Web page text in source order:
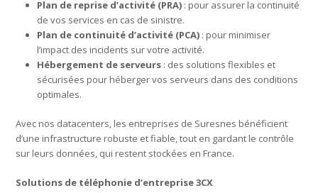
Plan de reprise d’activité (PRA) : pour assurer la continuité
de vos services en cas de sinistre.
Plan de continuité d’activité (PCA) : pour minimiser
l’impact des incidents sur votre activité.
Hébergement de serveurs : des solutions flexibles et
sécurisées pour héberger vos serveurs dans des conditions
optimales.
Avec nos datacenters, les entreprises de Suresnes bénéficient
d’une infrastructure robuste et fiable, tout en gardant le contrôle
sur leurs données, qui restent stockées en France.
Solutions de téléphonie d’entreprise 3CX